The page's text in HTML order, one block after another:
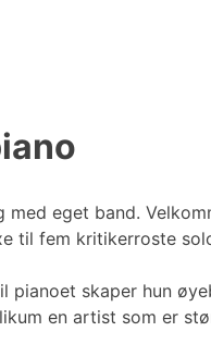
med eget band.
til fem kritikerroste
skaper hun
en artist som er